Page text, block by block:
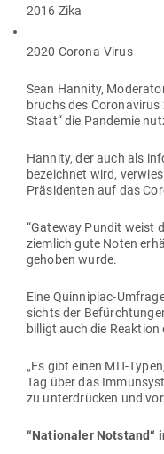
2016 Zika
2020 Corona-Virus
Sean Hannity,
bruchs des
Staat“ die Pan­demie
Hannity, der auch als
bezeichnet wird,
Prä­si­denten auf das
“Gateway Pundit weist
ziemlich gute Noten
ge­hoben wurde.
Eine Quin­nipiac-
sichts der
billigt auch die
„Es gibt einen MIT-
Tag über das
zu unter­drücken und
“Natio­naler Not­stand“